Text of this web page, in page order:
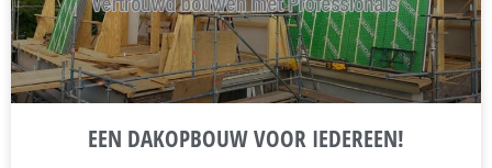
EEN DAKOPBOUW VOOR IEDEREEN!